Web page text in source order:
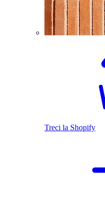
Treci la Shopify